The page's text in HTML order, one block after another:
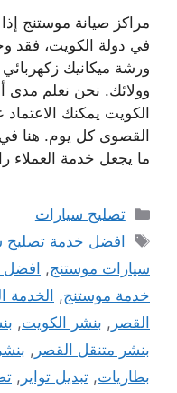
مراكز صيانة موستنج
في دولة الكويت، فقد
ورشة ميكانيك
وولائك. نحن نعلم مدى
الكويت يمكنك الاعتماد
القصوى كل يوم. هنا
ما يجعل خدمة العملاء
التصنيفات
تصليح سيارات
الوسوم
افضل خدمة تصليح
سيارات موستنج, افضل
خدمة موستنج, الخدمة
القصر , بنشر الكويت,
بنشر متنقل القصر ,
بطاريات, تبديل تواير ,